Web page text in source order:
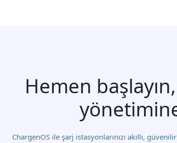
Hemen
ChargenOS ile şarj istasyonlarınızı akıllı,